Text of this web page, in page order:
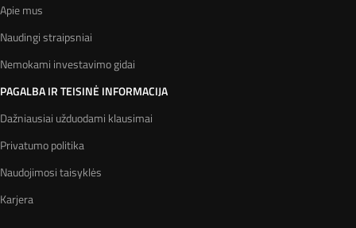
Apie mus
Naudingi straipsniai
Nemokami investavimo gidai
PAGALBA IR TEISINĖ INFORMACIJA
Dažniausiai užduodami klausimai
Privatumo politika
Naudojimosi taisyklės
Karjera